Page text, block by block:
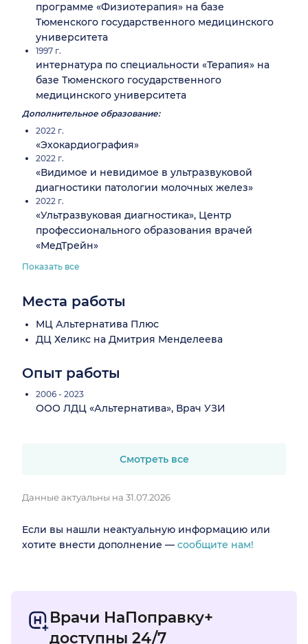
программе «Физиотерапия» на базе
Тюменского государственного медицинского
университета
1997 г.
интернатура по специальности «Терапия» на
базе Тюменского государственного
медицинского университета
Дополнительное образование:
2022 г.
«Эхокардиография»
2022 г.
«Видимое и невидимое в ультразвуковой
диагностики патологии молочных желез»
2022 г.
«Ультразвуковая диагностика», Центр
профессионального образования врачей
«МедТрейн»
Показать все
Места работы
МЦ Альтернатива Плюс
ДЦ Хеликс на Дмитрия Менделеева
Опыт работы
2006 - 2023
ООО ЛДЦ «Альтернатива», Врач УЗИ
Смотреть все
Данные актуальны на 31.07.2026
Если вы нашли неактуальную информацию или
хотите внести дополнение — сообщите нам!
Врачи НаПоправку+
доступны 24/7